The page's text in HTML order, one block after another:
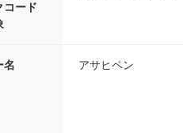
コード
名 アサヒペン